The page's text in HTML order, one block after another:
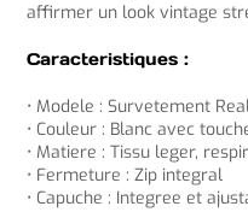
affirmer un look vintage
Caracteristiques :
• Modele : Survetement
• Couleur : Blanc avec
• Matiere : Tissu leger,
• Fermeture : Zip integral
• Capuche : Integree et